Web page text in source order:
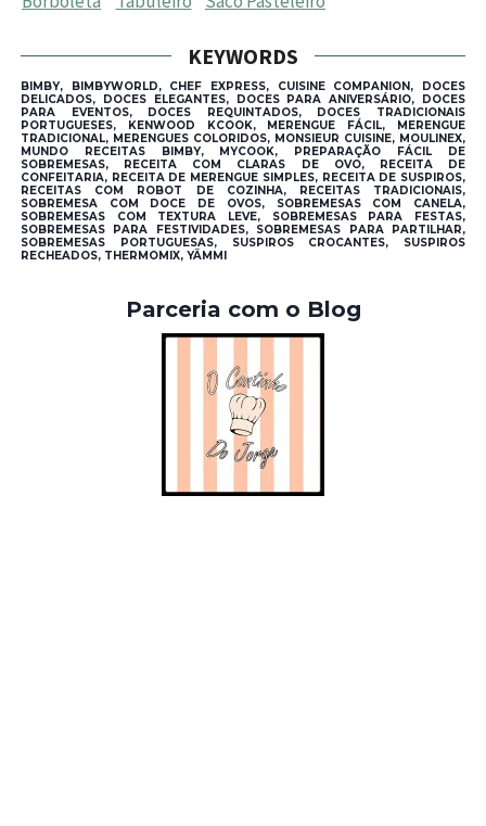
KEYWORDS
BIMBY, BIMBYWORLD, CHEF EXPRESS, CUISINE COMPANION, DOCES
DELICADOS, DOCES ELEGANTES, DOCES PARA ANIVERSÁRIO, DOCES
PARA EVENTOS, DOCES REQUINTADOS, DOCES TRADICIONAIS
PORTUGUESES, KENWOOD KCOOK, MERENGUE FÁCIL, MERENGUE
TRADICIONAL, MERENGUES COLORIDOS, MONSIEUR CUISINE, MOULINEX,
MUNDO RECEITAS BIMBY, MYCOOK, PREPARAÇÃO FÁCIL DE
SOBREMESAS, RECEITA COM CLARAS DE OVO, RECEITA DE
CONFEITARIA, RECEITA DE MERENGUE SIMPLES, RECEITA DE SUSPIROS,
RECEITAS COM ROBOT DE COZINHA, RECEITAS TRADICIONAIS,
SOBREMESA COM DOCE DE OVOS, SOBREMESAS COM CANELA,
SOBREMESAS COM TEXTURA LEVE, SOBREMESAS PARA FESTAS,
SOBREMESAS PARA FESTIVIDADES, SOBREMESAS PARA PARTILHAR,
SOBREMESAS PORTUGUESAS, SUSPIROS CROCANTES, SUSPIROS
RECHEADOS, THERMOMIX, YÄMMI
Parceria com o Blog